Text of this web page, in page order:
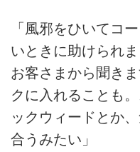
「風邪をひいてコ
いときに助けられ
お客さまから聞き
クに入れることも
ックウィードとか
合うみたい」